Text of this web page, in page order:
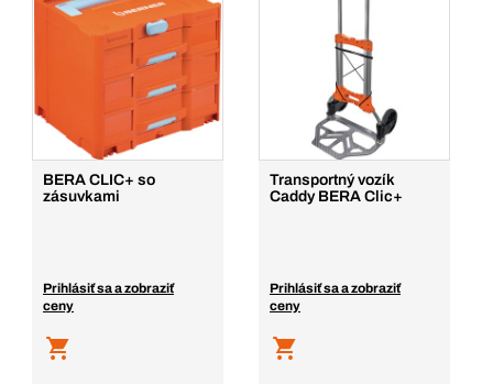
BERA CLIC+ so
zásuvkami
Prihlásiť sa a zobraziť
ceny
Transportný vozík
Caddy BERA Clic+
Prihlásiť sa a zobraziť
ceny